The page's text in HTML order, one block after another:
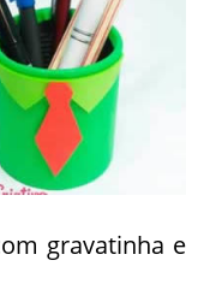
gravatinha e